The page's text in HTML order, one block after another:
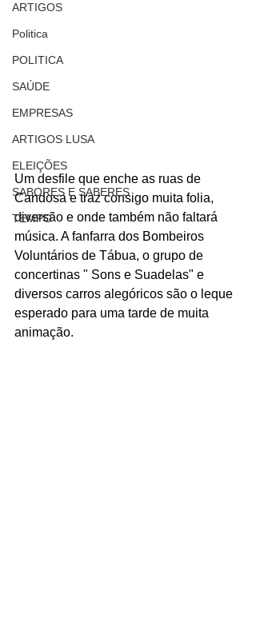
ARTIGOS
Politica
POLITICA
SAÚDE
EMPRESAS
ARTIGOS LUSA
ELEIÇÕES
SABORES E SABERES
TEMPO
Um desfile que enche as ruas de
Candosa e traz consigo muita folia,
diversão e onde também não faltará
música. A fanfarra dos Bombeiros
Voluntários de Tábua, o grupo de
concertinas " Sons e Suadelas" e
diversos carros alegóricos são o leque
esperado para uma tarde de muita
animação.